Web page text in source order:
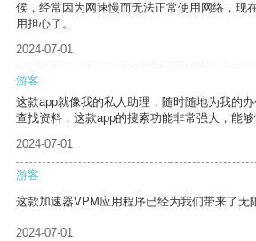
候，经常因为网速慢而无法正常使用网络，现
用担心了。
2024-07-01
游客
这款app就像我的私人助理，随时随地为我的
查找资料，这款app的搜索功能非常强大，能够
2024-07-01
游客
这款加速器VPM应用程序已经为我们带来了无
2024-07-01